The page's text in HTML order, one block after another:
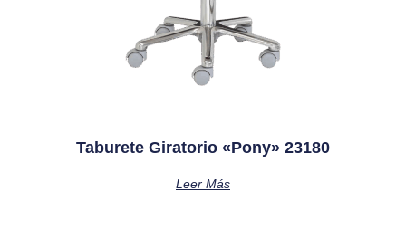
Taburete Giratorio «pony» 23180
Leer Más